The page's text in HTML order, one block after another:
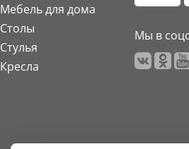
Мебель для дома
Столы
Стулья
Кресла
Мы в